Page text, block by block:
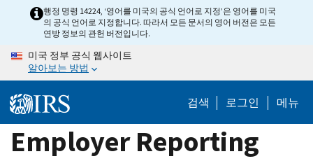
content
행정 명령 14224, ‘영어를 미국의 공식 언어로 지정’은 영어를 미국
의 공식 언어로 지정합니다. 따라서 모든 문서의 영어 버전은 모든
연방 정보의 관헌 버전입니다.
미국 정부 공식 웹사이트
알아보는 방법
검색 로그인 메뉴
Employer Reporting